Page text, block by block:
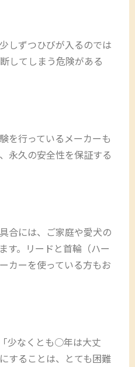
しずつひびが入るのでは
してしまう危険がある
を行っているメーカーも
永久の安全性を保証する
合には、ご家庭や愛犬の
す。リードと首輪（ハー
カーを使っている方もお
少なくとも○年は大丈
することは、とても困難